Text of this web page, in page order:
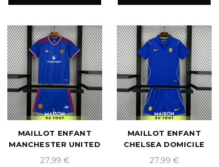
MAILLOT ENFANT
MANCHESTER UNITED
EXTÉRIEUR 2026/2027
27,99 €
MAILLOT ENFANT
CHELSEA DOMICILE
2026/2027
27,99 €